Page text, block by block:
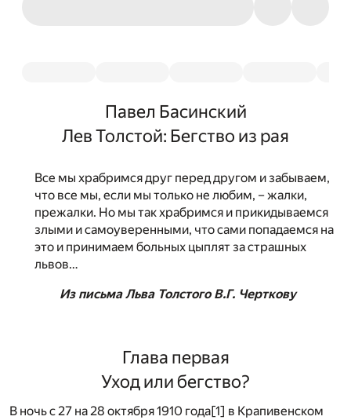
Павел Басинский
Лев Толстой: Бегство из рая
Все мы храбримся друг перед другом и забываем,
что все мы, если мы только не любим, – жалки,
прежалки. Но мы так храбримся и прикидываемся
злыми и самоуверенными, что сами попадаемся на
это и принимаем больных цыплят за страшных
львов…
Из письма Льва Толстого В.Г. Черткову
Глава первая
Уход или бегство?
В ночь с 27 на 28 октября 1910 года[1] в Крапивенском